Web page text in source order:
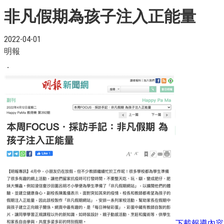
非凡假期為孩子注入正能量
2022-04-01
明報
．